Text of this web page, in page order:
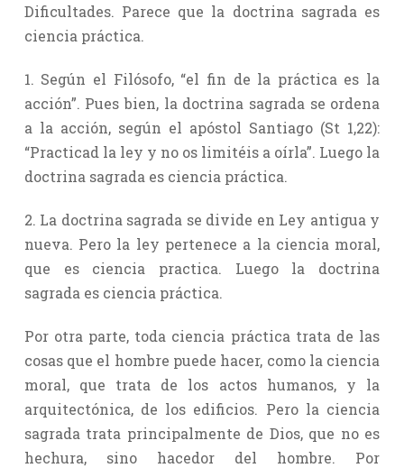
Dificultades. Parece que la doctrina sagrada es
ciencia práctica.
1. Según el Filósofo, “el fin de la práctica es la
acción”. Pues bien, la doctrina sagrada se ordena
a la acción, según el apóstol Santiago (St 1,22):
“Practicad la ley y no os limitéis a oírla”. Luego la
doctrina sagrada es ciencia práctica.
2. La doctrina sagrada se divide en Ley antigua y
nueva. Pero la ley pertenece a la ciencia moral,
que es ciencia practica. Luego la doctrina
sagrada es ciencia práctica.
Por otra parte, toda ciencia práctica trata de las
cosas que el hombre puede hacer, como la ciencia
moral, que trata de los actos humanos, y la
arquitectónica, de los edificios. Pero la ciencia
sagrada trata principalmente de Dios, que no es
hechura, sino hacedor del hombre. Por